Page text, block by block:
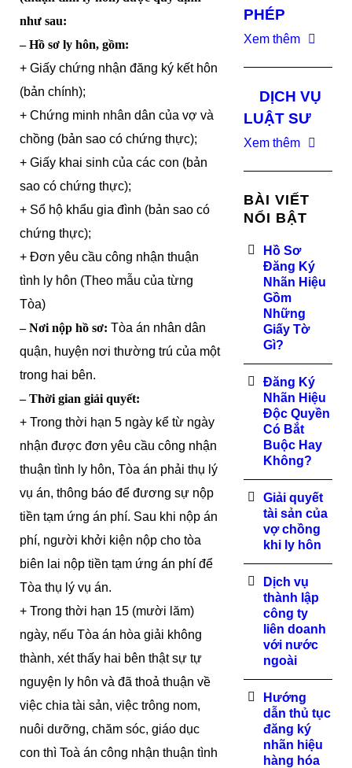
như sau:
– Hồ sơ ly hôn, gồm:
+ Giấy chứng nhận đăng ký kết hôn
(bản chính);
+ Chứng minh nhân dân của vợ và
chồng (bản sao có chứng thực);
+ Giấy khai sinh của các con (bản
sao có chứng thực);
+ Sổ hộ khẩu gia đình (bản sao có
chứng thực);
+ Đơn yêu cầu công nhận thuận
tình ly hôn (Theo mẫu của từng
Tòa)
– Nơi nộp hồ sơ: Tòa án nhân dân
quận, huyện nơi thường trú của một
trong hai bên.
– Thời gian giải quyết:
+ Trong thời hạn 5 ngày kể từ ngày
nhận được đơn yêu cầu công nhận
thuận tình ly hôn, Tòa án phải thụ lý
vụ án, thông báo để đương sự nộp
tiền tạm ứng án phí. Sau khi nộp án
phí, người khởi kiện nộp cho tòa
biên lai nộp tiền tạm ứng án phí để
Tòa thụ lý vụ án.
+ Trong thời hạn 15 (mười lăm)
ngày, nếu Tòa án hòa giải không
thành, xét thấy hai bên thật sự tự
nguyện ly hôn và đã thoả thuận về
việc chia tài sản, việc trông nom,
nuôi dưỡng, chăm sóc, giáo dục
con thì Toà án công nhận thuận tình
PHÉP
Xem thêm
DỊCH VỤ
LUẬT SƯ
Xem thêm
BÀI VIẾT
NỔI BẬT
Hồ Sơ
Đăng Ký
Nhãn Hiệu
Gồm
Những
Giấy Tờ
Gì?
Đăng Ký
Nhãn Hiệu
Độc Quyền
Có Bắt
Buộc Hay
Không?
Giải quyết
tài sản của
vợ chồng
khi ly hôn
Dịch vụ
thành lập
công ty
liên doanh
với nước
ngoài
Hướng
dẫn thủ tục
đăng ký
nhãn hiệu
hàng hóa